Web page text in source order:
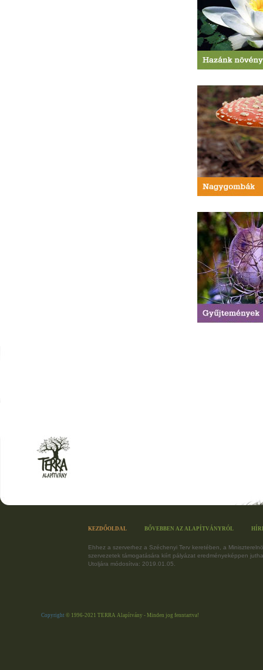
KEZDŐOLDAL BŐVEBBEN AZ ALAPÍTVÁNYRÓL
Ehhez a szerverhez a Széchenyi Terv keretében, a
szervezetek támogatására kiírt pályázat eredményeképpen
Utoljára módosítva: 2019.01.05.
Copyright © 1996-2021 TERRA Alapítvány - Minden jog fenntartva!